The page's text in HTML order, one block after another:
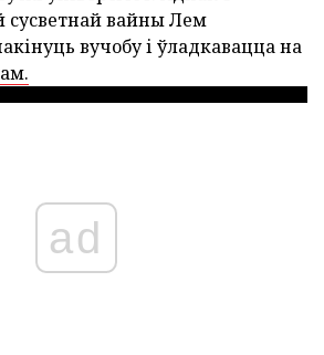
сусветнай вайны Лем
вучобу і ўладкавацца на
ad